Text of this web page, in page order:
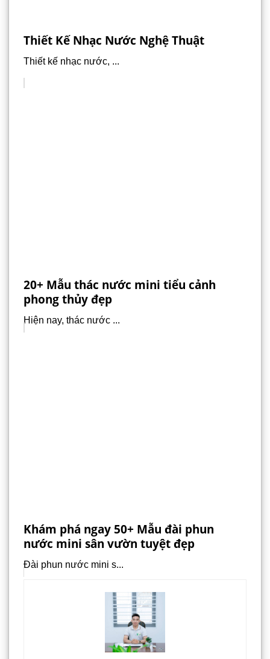
Thiết Kế Nhạc Nước Nghệ Thuật
Thiết kế nhạc nước, ...
20+ Mẫu thác nước mini tiểu cảnh
phong thủy đẹp
Hiện nay, thác nước ...
Khám phá ngay 50+ Mẫu đài phun
nước mini sân vườn tuyệt đẹp
Đài phun nước mini s...